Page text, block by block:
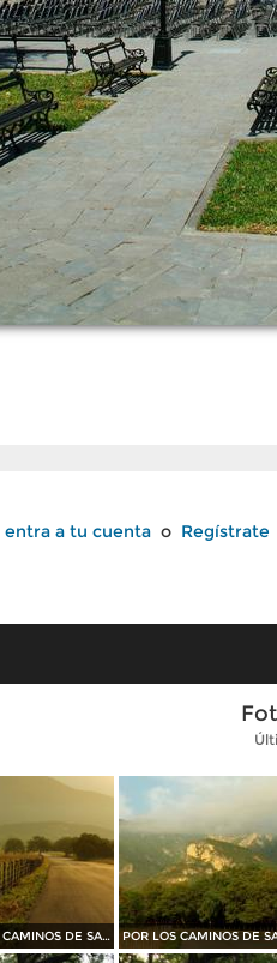
entra a tu cuenta o Regístrate
POR LOS CAMINOS DE SANTIAGO